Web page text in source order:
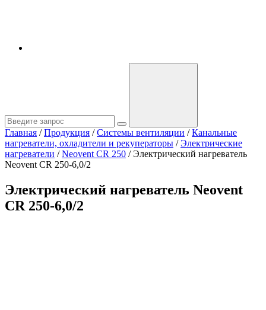
Главная / Продукция / Системы вентиляции / Канальные
нагреватели, охладители и рекуператоры / Электрические
нагреватели / Neovent CR 250 /Электрический нагреватель
Neovent CR 250-6,0/2
Электрический нагреватель Neovent
CR 250-6,0/2